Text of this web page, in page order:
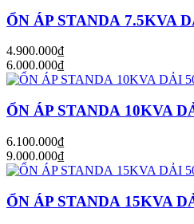
ỔN ÁP STANDA 7.5KVA
4.900.000₫
6.000.000₫
ỔN ÁP STANDA 10KVA
6.100.000₫
9.000.000₫
ỔN ÁP STANDA 15KVA